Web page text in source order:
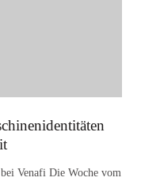
Venafi Die Woche vom